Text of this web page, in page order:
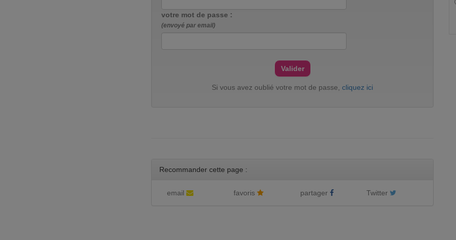
votre mot de passe :
(envoyé par email)
Si vous avez oublié votre mot de passe, cliquez ici
Recommander cette page :
email favoris partager Twitter